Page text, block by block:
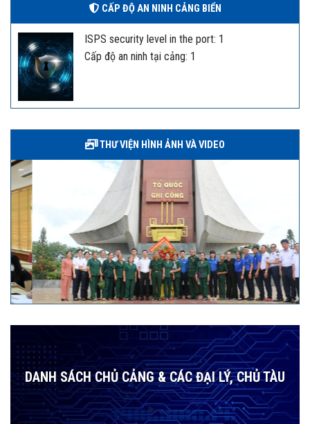
CẤP ĐỘ AN NINH CẢNG BIỂN
ISPS security level in the port: 1
Cấp độ an ninh tại cảng: 1
THƯ VIỆN HÌNH ẢNH VÀ VIDEO
DANH SÁCH CHỦ CẢNG & CÁC ĐẠI LÝ, CHỦ TÀU